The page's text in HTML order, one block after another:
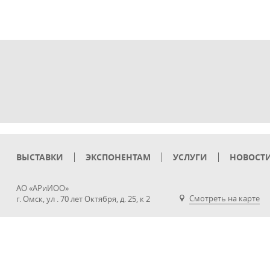
ВЫСТАВКИ ЭКСПОНЕНТАМ УСЛУГИ
АО «АРиИОО»
г. Омск, ул . 70 лет Октября, д. 25, к 2
Смотреть на карте